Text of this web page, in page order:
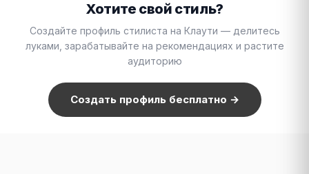
Хотите свой стиль?
Создайте профиль стилиста на Клаути — делитесь
луками, зарабатывайте на рекомендациях и растите
аудиторию
Создать профиль бесплатно →